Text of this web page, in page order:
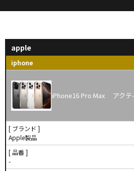
apple
iphone
iPhone16 Pro Max アクテ
[ ブランド ]
Apple製品
[ 品番 ]
-